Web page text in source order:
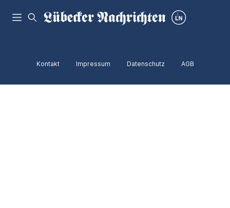
Kontakt Impressum Datenschutz AGB